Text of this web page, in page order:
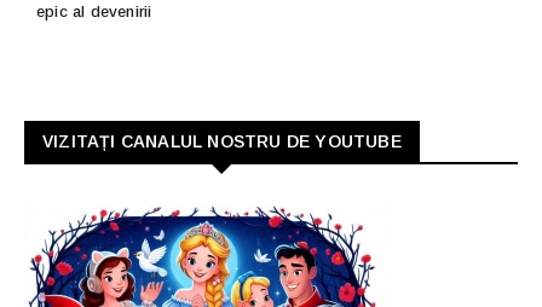
epic al devenirii
VIZITAȚI CANALUL NOSTRU DE YOUTUBE